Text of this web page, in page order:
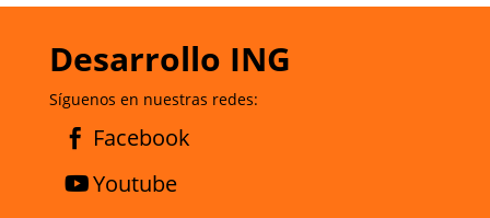
Desarrollo ING
Síguenos en nuestras redes:
Facebook
Youtube